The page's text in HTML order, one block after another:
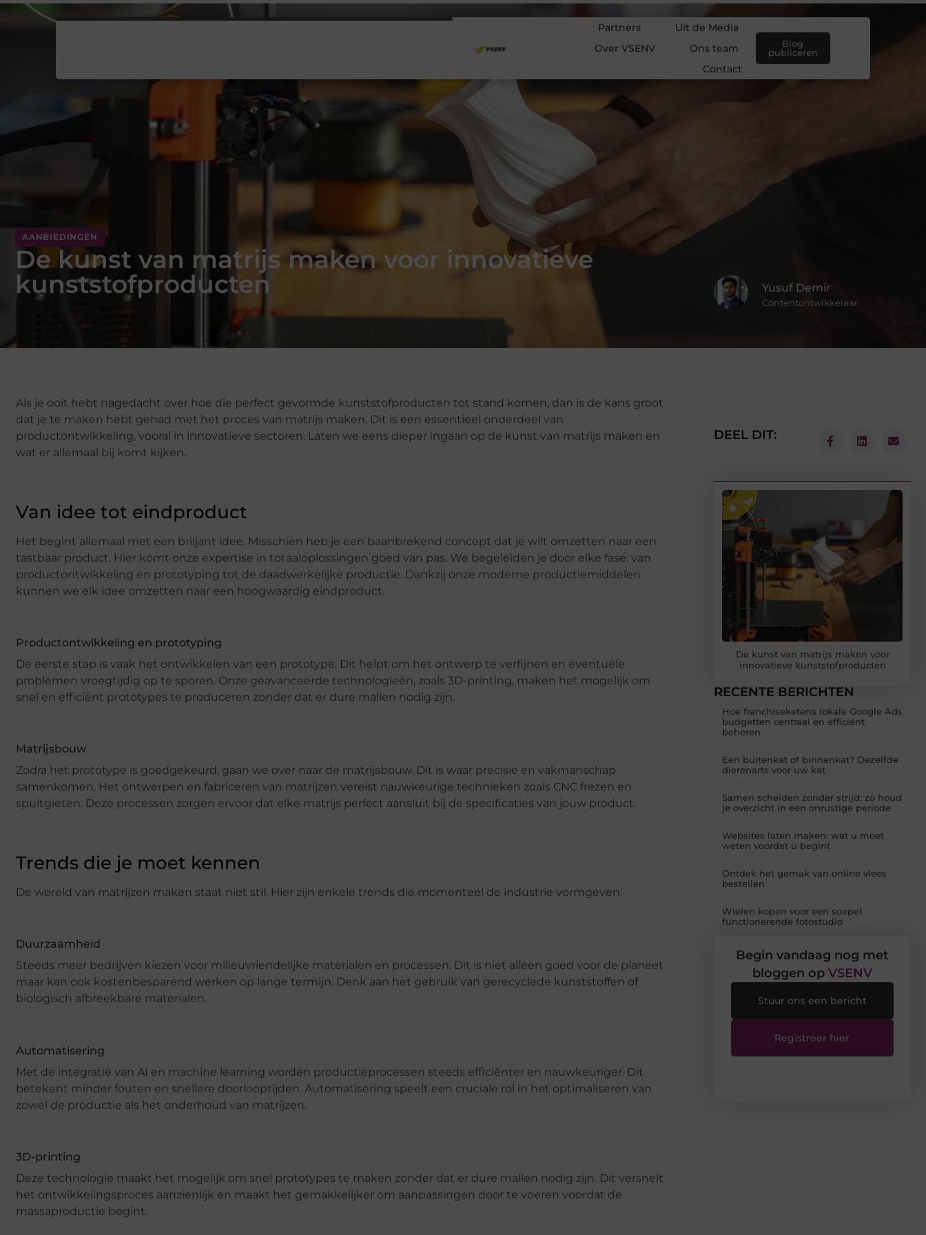
Partners
Uit de Media
Over VSENV
Ons team
Contact
Blog
publiceren
AANBIEDINGEN
De kunst van matrijs maken voor innovatieve
kunststofproducten
Yusuf Demir
Contentontwikkelaar
Als je ooit hebt nagedacht over hoe die perfect gevormde kunststofproducten tot stand komen, dan is de kans groot
dat je te maken hebt gehad met het proces van matrijs maken. Dit is een essentieel onderdeel van
productontwikkeling, vooral in innovatieve sectoren. Laten we eens dieper ingaan op de kunst van matrijs maken en
wat er allemaal bij komt kijken.
Van idee tot eindproduct
Het begint allemaal met een briljant idee. Misschien heb je een baanbrekend concept dat je wilt omzetten naar een
tastbaar product. Hier komt onze expertise in totaaloplossingen goed van pas. We begeleiden je door elke fase: van
productontwikkeling en prototyping tot de daadwerkelijke productie. Dankzij onze moderne productiemiddelen
kunnen we elk idee omzetten naar een hoogwaardig eindproduct.
Productontwikkeling en prototyping
De eerste stap is vaak het ontwikkelen van een prototype. Dit helpt om het ontwerp te verfijnen en eventuele
problemen vroegtijdig op te sporen. Onze geavanceerde technologieën, zoals 3D-printing, maken het mogelijk om
snel en efficiënt prototypes te produceren zonder dat er dure mallen nodig zijn.
Matrijsbouw
Zodra het prototype is goedgekeurd, gaan we over naar de matrijsbouw. Dit is waar precisie en vakmanschap
samenkomen. Het ontwerpen en fabriceren van matrijzen vereist nauwkeurige technieken zoals CNC frezen en
spuitgieten. Deze processen zorgen ervoor dat elke matrijs perfect aansluit bij de specificaties van jouw product.
Trends die je moet kennen
De wereld van matrijzen maken staat niet stil. Hier zijn enkele trends die momenteel de industrie vormgeven:
Duurzaamheid
Steeds meer bedrijven kiezen voor milieuvriendelijke materialen en processen. Dit is niet alleen goed voor de planeet
maar kan ook kostenbesparend werken op lange termijn. Denk aan het gebruik van gerecyclede kunststoffen of
biologisch afbreekbare materialen.
Automatisering
Met de integratie van AI en machine learning worden productieprocessen steeds efficiënter en nauwkeuriger. Dit
betekent minder fouten en snellere doorlooptijden. Automatisering speelt een cruciale rol in het optimaliseren van
zowel de productie als het onderhoud van matrijzen.
3D-printing
Deze technologie maakt het mogelijk om snel prototypes te maken zonder dat er dure mallen nodig zijn. Dit versnelt
het ontwikkelingsproces aanzienlijk en maakt het gemakkelijker om aanpassingen door te voeren voordat de
massaproductie begint.
DEEL DIT:
De kunst van matrijs maken voor
innovatieve kunststofproducten
RECENTE BERICHTEN
Hoe franchiseketens lokale Google Ads
budgetten centraal en efficiënt
beheren
Een buitenkat of binnenkat? Dezelfde
dierenarts voor uw kat
Samen scheiden zonder strijd: zo houd
je overzicht in een onrustige periode
Websites laten maken: wat u moet
weten voordat u begint
Ontdek het gemak van online vlees
bestellen
Wielen kopen voor een soepel
functionerende fotostudio
Begin vandaag nog met
bloggen op VSENV
Stuur ons een bericht
Registreer hier